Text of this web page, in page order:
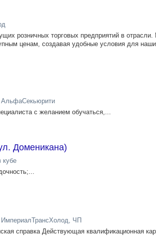
розничных торговых предприятий в
ценам, создавая удобные условия для
АльфаСекьюрити
с желанием обучаться,...
Доменикана)
кубе
ИмпериалТрансХолод, ЧП
справка Действующая квалификационная